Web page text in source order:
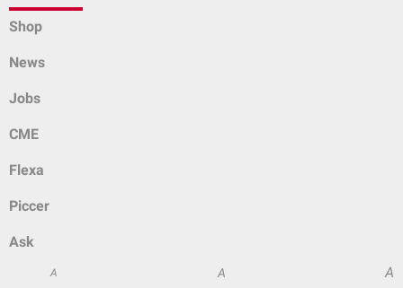
Shop
News
Jobs
CME
Flexa
Piccer
Ask
A A A